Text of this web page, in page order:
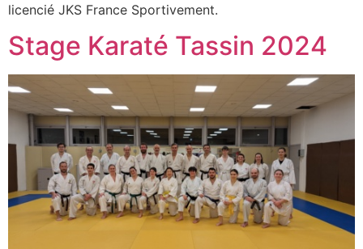
licencié JKS France Sportivement.
Stage Karaté Tassin 2024